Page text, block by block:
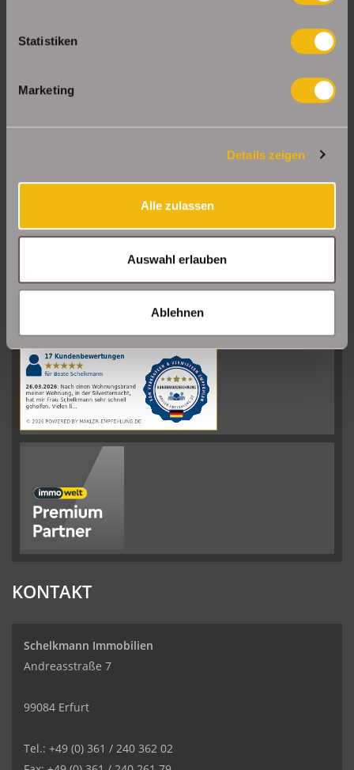
Statistiken
Marketing
Details zeigen
Alle zulassen
Auswahl erlauben
Ablehnen
08/2026
|110Schelkmann
ImmobilienBewertungen
auf
werkenntdenBESTEN.de
KONTAKT
Schelkmann Immobilien
Andreasstraße 7
99084 Erfurt
Tel.: +49 (0) 361 / 240 362 02